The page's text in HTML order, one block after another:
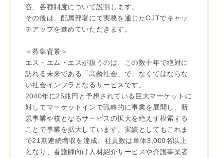
容、各種制度について説明します。
その後は、配属部署にて実務を通じたOJTでキャッ
チアップを進めていただきます。
＜募集背景＞
エス・エム・エスが扱うのは、この数十年で絶対に
訪れる未来である「高齢社会」で、なくてはならな
い社会インフラとなるサービスです。
2040年に25兆円と予想されている巨大マーケットに
対してマーケットインで戦略的に事業を展開し、新
規事業や核となるサービスの拡大を絶えず模索する
ことで事業を拡大しています。実績としてもこれま
で21期連続増収を達成、社員数は単体3,000名以上
となり、看護師向け人材紹介サービスや介護事業者